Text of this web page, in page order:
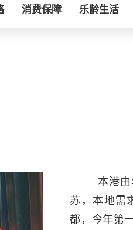
消费保障 乐龄生活
本港
苏，本地需
都，今年第